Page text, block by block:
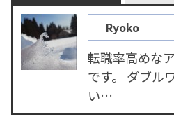
Ryoko
転職率高めな
です。 ダブル
い…